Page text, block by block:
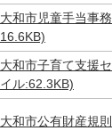
大和市児童手当事
16.6KB)
大和市子育て支援
イル:62.3KB)
大和市公有財産規